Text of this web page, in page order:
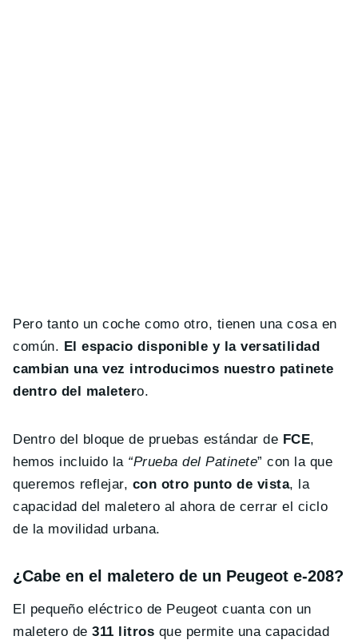
Pero tanto un coche como otro, tienen una cosa en
común. El espacio disponible y la versatilidad
cambian una vez introducimos nuestro patinete
dentro del maletero.
Dentro del bloque de pruebas estándar de FCE,
hemos incluido la “Prueba del Patinete” con la que
queremos reflejar, con otro punto de vista, la
capacidad del maletero al ahora de cerrar el ciclo
de la movilidad urbana.
¿Cabe en el maletero de un Peugeot e-208?
El pequeño eléctrico de Peugeot cuanta con un
maletero de 311 litros que permite una capacidad